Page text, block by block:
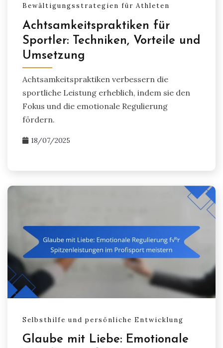
Bewältigungsstrategien für Athleten
Achtsamkeitspraktiken für
Sportler: Techniken, Vorteile und
Umsetzung
Achtsamkeitspraktiken verbessern die
sportliche Leistung erheblich, indem sie den
Fokus und die emotionale Regulierung
fördern.
18/07/2025
Selbsthilfe und persönliche Entwicklung
Glaube mit Liebe: Emotionale